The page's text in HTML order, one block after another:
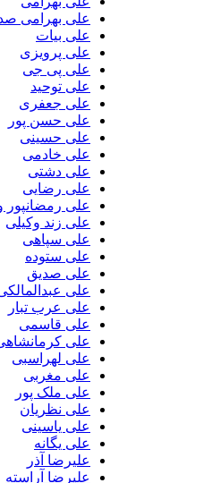
علی بهرامی صدر
علی بیات
علی پرویزی
علی پی جی
علی توحید
علی جعفری
علی حسن پور
علی حسینی
علی خادمی
علی دشتی
علی رضایی
علی رمضانپور و آمین بند
علی زند وکیلی
علی سپاهی
علی ستوده
علی صدیق
علی عبدالمالکی
علی عرب تبار
علی قاسمی
علی کرمانشاهی
علی لهراسبی
علی مغربی
علی ملک پور
علی نظریان
علی یاسینی
علی یگانه
علیرضا آذر
علیرضا آراسته